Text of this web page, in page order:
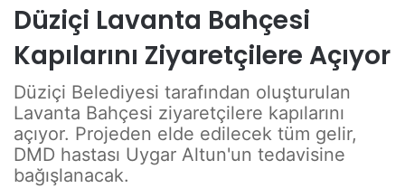
Düziçi Lavanta Bahçesi
Kapılarını Ziyaretçilere Açıyor
Düziçi Belediyesi tarafından oluşturulan
Lavanta Bahçesi ziyaretçilere kapılarını
açıyor. Projeden elde edilecek tüm gelir,
DMD hastası Uygar Altun'un tedavisine
bağışlanacak.